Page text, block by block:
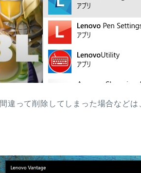
間違って削除してしまった場合など